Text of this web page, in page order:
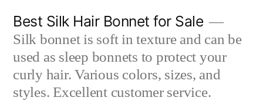
contenido
Best Silk Hair Bonnet for Sale
Silk bonnet is soft in texture and can be
used as sleep bonnets to protect your
curly hair. Various colors, sizes, and
styles. Excellent customer service.